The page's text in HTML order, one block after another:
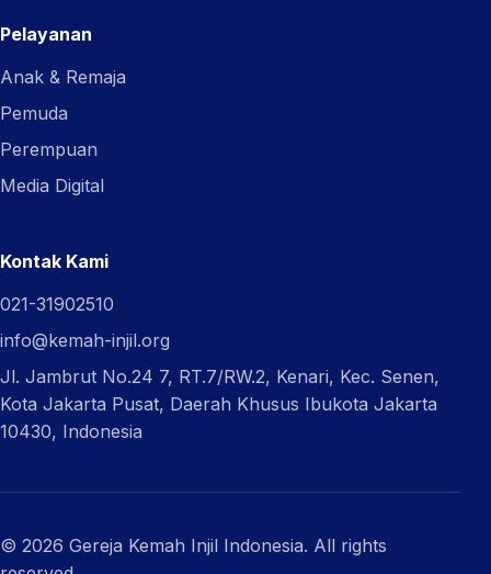
Pelayanan
Anak & Remaja
Pemuda
Perempuan
Media Digital
Kontak Kami
021-31902510
info@kemah-injil.org
Jl. Jambrut No.24 7, RT.7/RW.2, Kenari, Kec. Senen,
Kota Jakarta Pusat, Daerah Khusus Ibukota Jakarta
10430, Indonesia
© 2026 Gereja Kemah Injil Indonesia. All rights